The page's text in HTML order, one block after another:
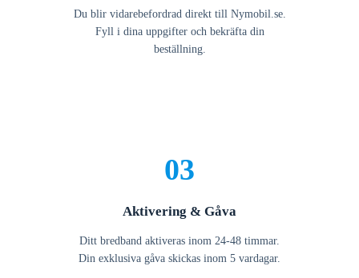
Du blir vidarebefordrad direkt till Nymobil.se.
Fyll i dina uppgifter och bekräfta din
beställning.
03
Aktivering & Gåva
Ditt bredband aktiveras inom 24-48 timmar.
Din exklusiva gåva skickas inom 5 vardagar.